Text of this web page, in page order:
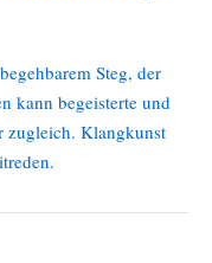
Steg, der
kann begeisterte und
zugleich. Klangkunst